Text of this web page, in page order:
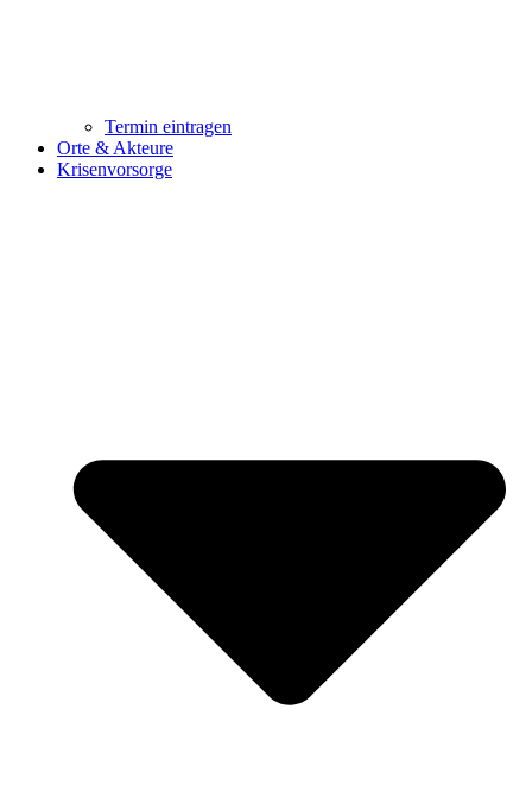
Termin eintragen
Orte & Akteure
Krisenvorsorge